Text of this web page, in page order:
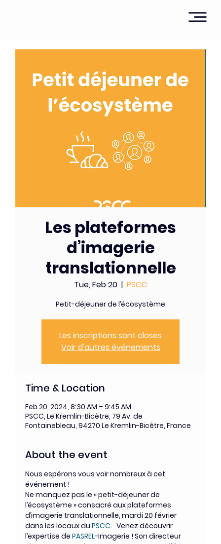
Les plateformes
d’imagerie
translationnelle
Tue, Feb 20
  |
PSCC
Petit-déjeuner de l’écosystème
Les inscriptions sont closes
Voir d'autres événements
Time & Location
Feb 20, 2024, 8:30 AM – 9:45 AM
PSCC, Le Kremlin-Bicêtre, 79 Av. de
Fontainebleau, 94270 Le Kremlin-Bicêtre, France
About the event
Nous espérons vous voir nombreux à cet
événement !
Ne manquez pas le « petit-déjeuner de
l’écosystème » consacré aux plateformes
d’imagerie translationnelle, mardi 20 février
dans les locaux du PSCC.   Venez découvrir
l’expertise de PASREL-Imagerie ! Son directeur